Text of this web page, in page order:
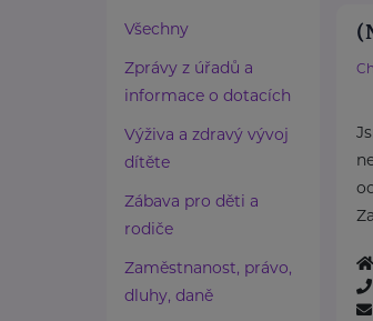
Všechny
Zprávy z úřadů a
informace o dotacích
Výživa a zdravý vývoj
dítěte
Zábava pro děti a
rodiče
Zaměstnanost, právo,
dluhy, daně